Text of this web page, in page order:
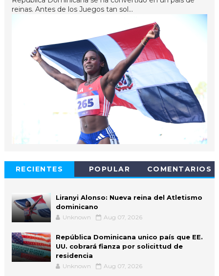
reinas. Antes de los Juegos tan sol...
RECIENTES POPULAR COMENTARIOS
Liranyi Alonso: Nueva reina del Atletismo
dominicano
Unknown Aug 07, 2026
República Dominicana unico país que EE.
UU. cobrará fianza por solicittud de
residencia
Unknown Aug 07, 2026